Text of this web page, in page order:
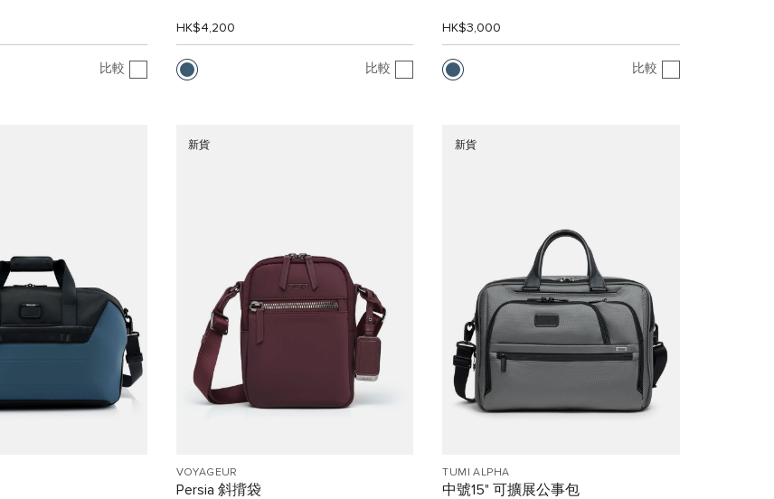
比較
HK$4,200
比較
HK$3,000
比較
新貨
VOYAGEUR
Persia 斜揹袋
新貨
TUMI ALPHA
中號15" 可擴展公事包